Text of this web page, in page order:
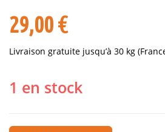
29,00€
Livraison gratuite jusqu’à 30 kg
1 en stock